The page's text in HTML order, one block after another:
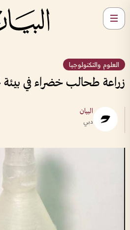
العلوم والتكنولوجيا
زراعة طحالب خضراء في بيئة
البيان
دبي